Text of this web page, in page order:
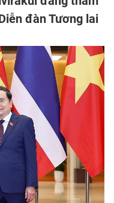
đàn Tương lai